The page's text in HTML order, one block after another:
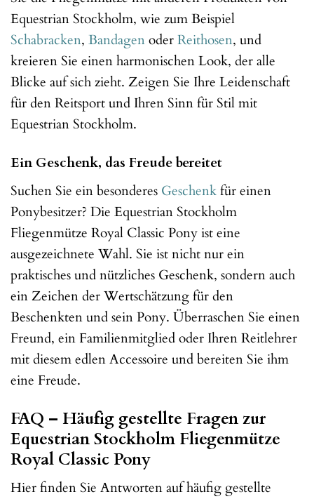
Equestrian Stockholm, wie zum Beispiel
Schabracken, BandagenoderReithosen, und
kreieren Sie einen harmonischen Look, der alle
Blicke auf sich zieht. Zeigen Sie Ihre Leidenschaft
für den Reitsport und Ihren Sinn für Stil mit
Equestrian Stockholm.
Ein Geschenk, das Freude bereitet
Suchen Sie ein besonderes Geschenkfür einen
Ponybesitzer? Die Equestrian Stockholm
Fliegenmütze Royal Classic Pony ist eine
ausgezeichnete Wahl. Sie ist nicht nur ein
praktisches und nützliches Geschenk, sondern auch
ein Zeichen der Wertschätzung für den
Beschenkten und sein Pony. Überraschen Sie einen
Freund, ein Familienmitglied oder Ihren Reitlehrer
mit diesem edlen Accessoire und bereiten Sie ihm
eine Freude.
FAQ – Häufig gestellte Fragen zur
Equestrian Stockholm Fliegenmütze
Royal Classic Pony
Hier finden Sie Antworten auf häufig gestellte